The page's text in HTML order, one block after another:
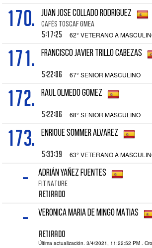
170. JUAN JOSE COLLADO RODRIGUEZ
CAFÉS TOSCAF GMEA
5:17:25 62° VETERANO A
171. FRANCISCO JAVIER TRILLO CABEZAS
5:22:06 67° SENIOR MASCULINO
172. RAUL OLMEDO GOMEZ
5:22:06 68° SENIOR MASCULINO
173. ENRIQUE SOMMER ALVAREZ
5:33:39 63° VETERANO A
- ADRIÁN YAÑEZ FUENTES
FIT NATURE
Retirado
- VERONICA MARIA DE MINGO MATIAS
Retirado
Última actualización. 3/4/2021, 11:22:52 PM .